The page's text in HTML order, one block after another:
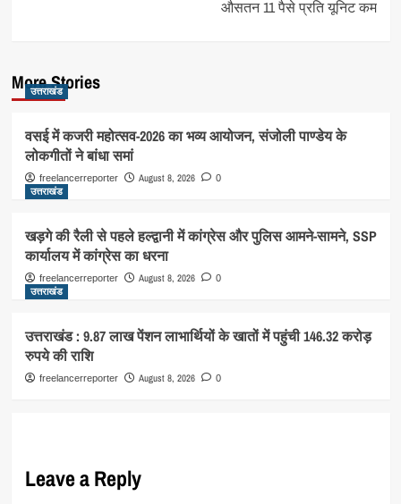
औसतन 11 पैसे प्रति यूनिट कम
More Stories
उत्तराखंड
वसई में कजरी महोत्सव-2026 का भव्य आयोजन, संजोली पाण्डेय के
लोकगीतों ने बांधा समां
freelancerreporter August 8, 2026 0
उत्तराखंड
खड़गे की रैली से पहले हल्द्वानी में कांग्रेस और पुलिस आमने-सामने, SSP
कार्यालय में कांग्रेस का धरना
freelancerreporter August 8, 2026 0
उत्तराखंड
उत्तराखंड : 9.87 लाख पेंशन लाभार्थियों के खातों में पहुंची 146.32 करोड़
रुपये की राशि
freelancerreporter August 8, 2026 0
Leave a Reply